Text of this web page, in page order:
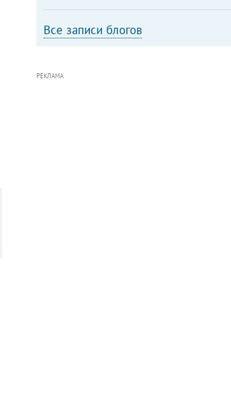
Все записи блогов
РЕКЛАМА